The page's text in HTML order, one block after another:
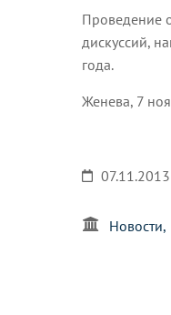
Проведение
дискуссий,
года.
Женева, 7
07.11.2013
Новости